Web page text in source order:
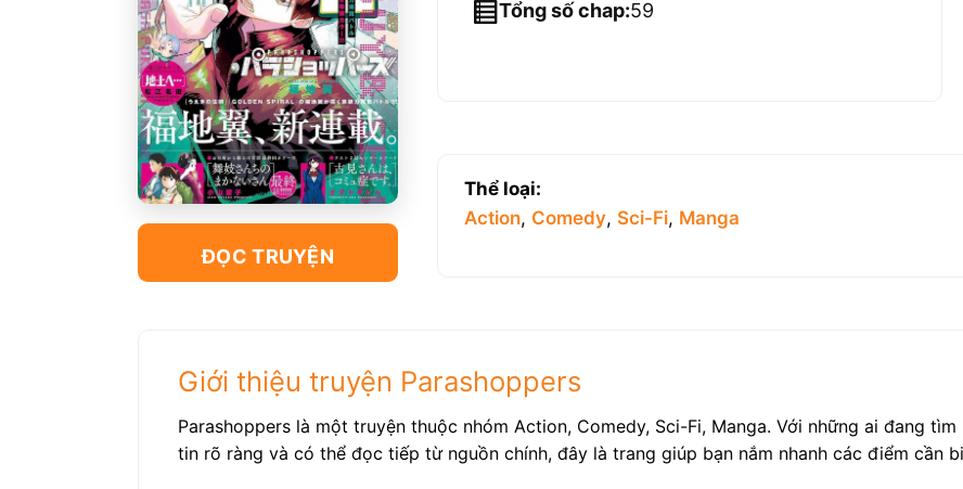
ĐỌC TRUYỆN
Tổng số chap:59
Thể loại:
Action, Comedy, Sci-Fi, Manga
Giới thiệu truyện Parashoppers
Parashoppers là một truyện thuộc nhóm Action, Comedy, Sci-Fi, Manga. Với những ai đang
tin rõ ràng và có thể đọc tiếp từ nguồn chính, đây là trang giúp bạn nắm nhanh các điểm cần